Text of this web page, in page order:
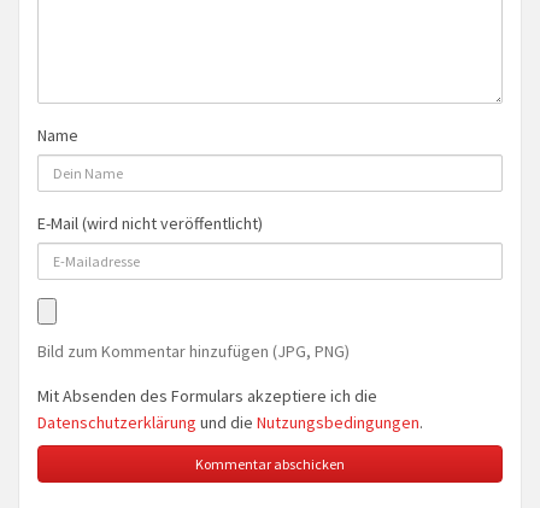
Name
E-Mail (wird nicht veröffentlicht)
Bild zum Kommentar hinzufügen (JPG, PNG)
Mit Absenden des Formulars akzeptiere ich die
Datenschutzerklärung und die Nutzungsbedingungen.